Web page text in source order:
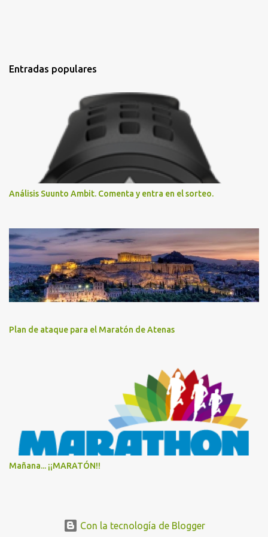
Entradas populares
Análisis Suunto Ambit. Comenta y entra en el sorteo.
Plan de ataque para el Maratón de Atenas
Mañana... ¡¡MARATÓN!!
Con la tecnología de Blogger